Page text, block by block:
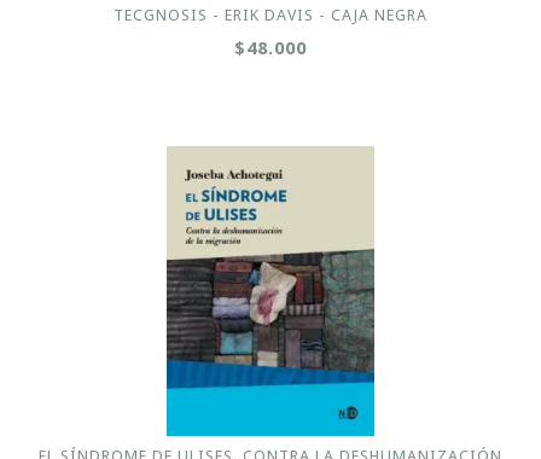
TECGNOSIS - ERIK DAVIS - CAJA NEGRA
$48.000